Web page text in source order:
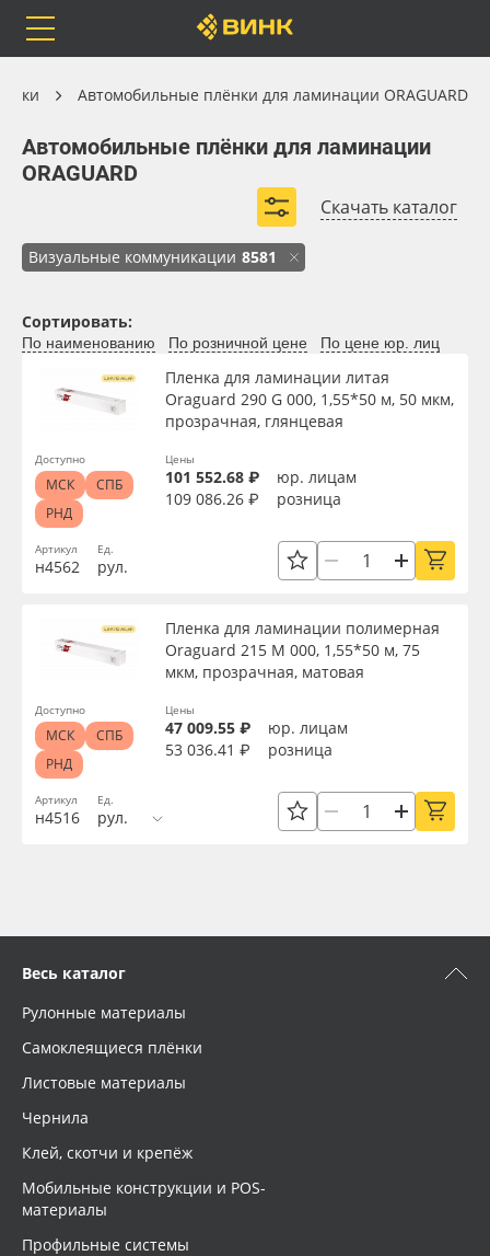
Orafol
Бренды
Доставка
Сервис
Инструкции
Блог
Москва
Рулонные материалы
Самоклеящиеся плёнки
Листовые материалы
Клей, скотчи и крепёж
Мобильные конструкции и POS-материалы
Сублимация и термотрансфер
Светотехника
Oracal 641
Плёнка монтажная Oratape
ПЭТ листовой
ПЭТ бэклит
Автомобильные плёнки для ламинации ORAGUARD
Автомобильные плёнки для ламинации
ORAGUARD
Скачать каталог
Визуальные коммуникации 8581
Автомобильные плёнки
Автомобильные плёнки для ламинации ORAGUARD
Ширина, м
Толщина, мкм
Материал
Цвет
Клей
Цвет клея
Страна происхождения
Производитель
Торговая марка
Сортировать:
По наименованию По розничной цене По цене юр. лиц
Артикул
н4562
Пленка для ламинации литая
Oraguard 290 G 000, 1,55*50 м, 50 мкм,
прозрачная, глянцевая
Ед.
рул.
Цены
101 552.68 ₽
юр. лицам
109 086.26 ₽
розница
Доступно
МСК
СПБ
РНД
Артикул
н4516
Пленка для ламинации полимерная
Oraguard 215 M 000, 1,55*50 м, 75
мкм, прозрачная, матовая
Ед.
рул.
Цены
47 009.55 ₽
юр. лицам
53 036.41 ₽
розница
Доступно
МСК
СПБ
РНД
Весь каталог
Рулонные материалы
Самоклеящиеся плёнки
Листовые материалы
Чернила
Клей, скотчи и крепёж
Мобильные конструкции и POS-
материалы
Профильные системы